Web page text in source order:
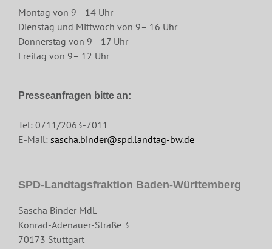
Montag von 9– 14 Uhr
Dienstag und Mittwoch von 9– 16 Uhr
Donnerstag von 9– 17 Uhr
Freitag von 9– 12 Uhr
Presseanfragen bitte an:
Tel: 0711/2063-7011
E-Mail: sascha.binder@spd.landtag-bw.de
SPD-Landtagsfraktion Baden-Württemberg
Sascha Binder MdL
Konrad-Adenauer-Straße 3
70173 Stuttgart